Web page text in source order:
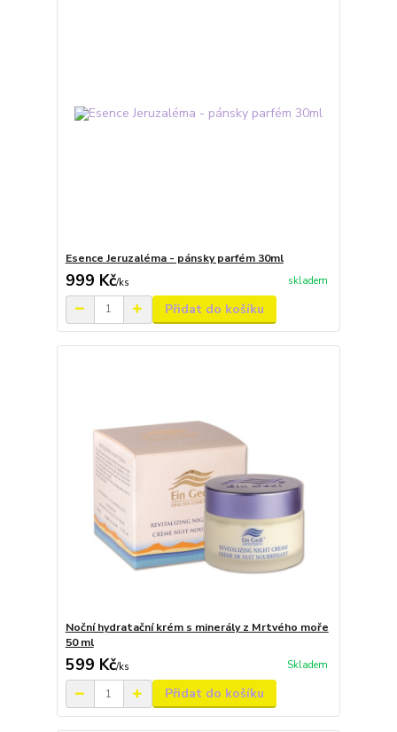
Esence Jeruzaléma - pánsky parfém 30ml
999 Kč/ks skladem
Přidat do košíku
Noční hydratační krém s minerály z Mrtvého moře
50 ml
599 Kč/ks Skladem
Přidat do košíku